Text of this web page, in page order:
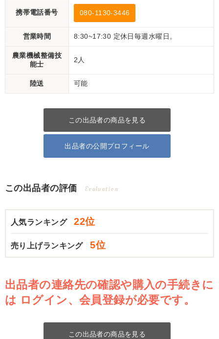
携帯電話番号 080-1130-3446
営業時間 8:30~17:30 定休日毎週水曜日。
農業機械整備技
能士
2人
陸送 可能
この出品者の商品を見る
出品者の公開プロフィール
この出品者の評価 Evaluation
人気ランキング 22位
売り上げランキング 5位
出品者の連絡先の確認や購入の手続きに
は ログイン、会員登録が必要です。
この出品者の商品を見る